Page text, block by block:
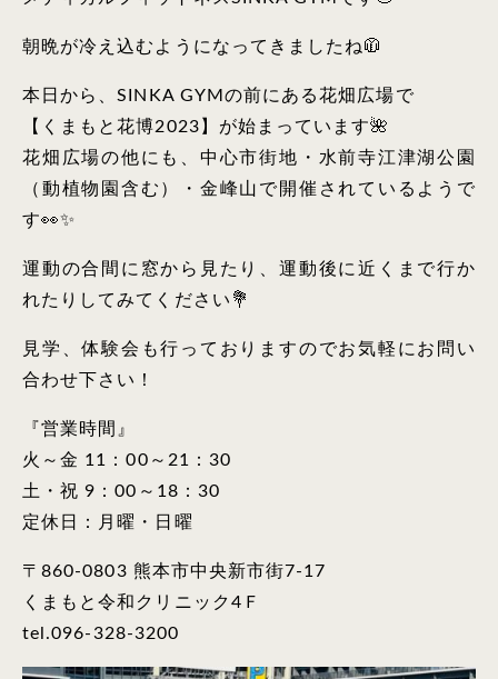
朝晩が冷え込むようになってきましたね🧥
本日から、SINKA GYMの前にある花畑広場で
【くまもと花博2023】が始まっています🌺
花畑広場の他にも、中心市街地・水前寺江津湖公園
（動植物園含む）・金峰山で開催されているようで
す👀✨
運動の合間に窓から見たり、運動後に近くまで行か
れたりしてみてください💐
見学、体験会も行っておりますのでお気軽にお問い
合わせ下さい！
『営業時間』
火～金 11：00～21：30
土・祝 9：00～18：30
定休日：月曜・日曜
〒860-0803 熊本市中央新市街7-17
くまもと令和クリニック4Ｆ
tel.096-328-3200